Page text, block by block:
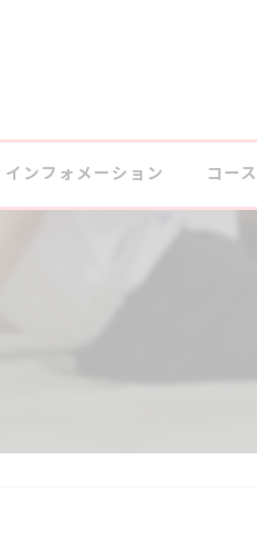
インフォメーション コー